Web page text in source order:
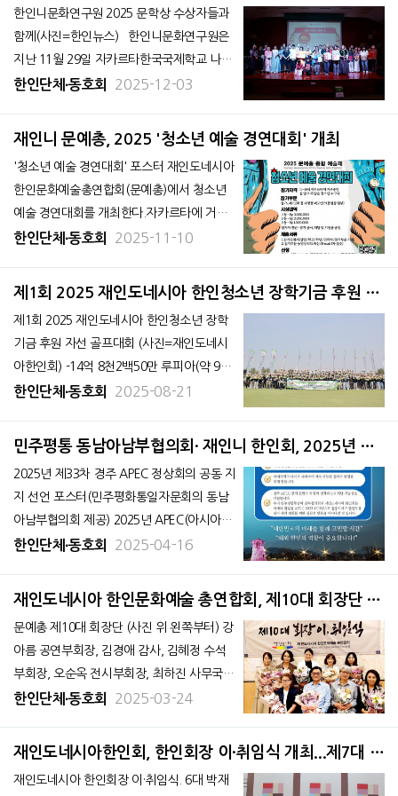
원으로 진
양국 문화교류의 장 열어
한인니문화연구원 2025 문학상 수상자들과
함께(사진=한인뉴스) 한인니문화연구원은
지난 11월 29일 자카르타한국국제학교 나래
홀에서 ‘2025 문학상 시상식 및 축하공연’을
다. 올해 행사는 인도네시아 해양박물관과
WIJ
한인단체∙동호회 2025-12-03
재인니 문예총, 2025 '청소년 예술 경연대회' 개최
'청소년 예술 경연대회' 포스터 재인도네시아
한인문화예술총연합회(문예총)에서 청소년
예술 경연대회를 개최한다.자카르타에 거주
중인 13세-18세 청소년 누구나 참가할 수 있
에 참가할 수 있다. 접수기간은 11월 1일(토)
가신청서(링크 참조)와&
한인단체∙동호회 2025-11-10
제1회 2025 재인도네시아 한인청소년 장학기금 후원 자
선 골프대회 성료
제1회 2025 재인도네시아 한인청소년 장학
기금 후원 자선 골프대회 (사진=재인도네시
아한인회) -14억 8천2백50만 루피아(약 9만
6천 달러) 조성, 자카르타한국국제학교에 8
도네시아한인회(회장 김종헌)는 지난 8월 15
e)에
한인단체∙동호회 2025-08-21
민주평통 동남아남부협의회· 재인니 한인회, 2025년 제
33차 경주 APEC 정상회의 공동 지지 선언
2025년 제33차 경주 APEC 정상회의 공동 지
지 선언 포스터(민주평화통일자문회의 동남
아남부협의회 제공) 2025년 APEC(아시아태
평양경제협력체) 정상회의의 성공적인 개최
협의회(이하 민주평통)와 재인도네시아한인
은 세계 평화와 번영을 위한 연대의 일환으로
한인단체∙동호회 2025-04-16
재인도네시아 한인문화예술 총연합회, 제10대 회장단 출
범
문예총 제10대 회장단 (사진 위 왼쪽부터) 강
아름 공연부회장, 김경애 감사, 김혜정 수석
부회장, 오순옥 전시부회장, 최하진 사무국장
(사진 아래 왼쪽부터 ) 유은영 감사, 김준규
재인도네시아 한인문화예술 총연합회) 재
예총)는 지난 3
한인단체∙동호회 2025-03-24
재인도네시아한인회, 한인회장 이·취임식 개최...제7대 김
종헌 한인회장 취임
재인도네시아 한인회장 이·취임식. 6대 박재